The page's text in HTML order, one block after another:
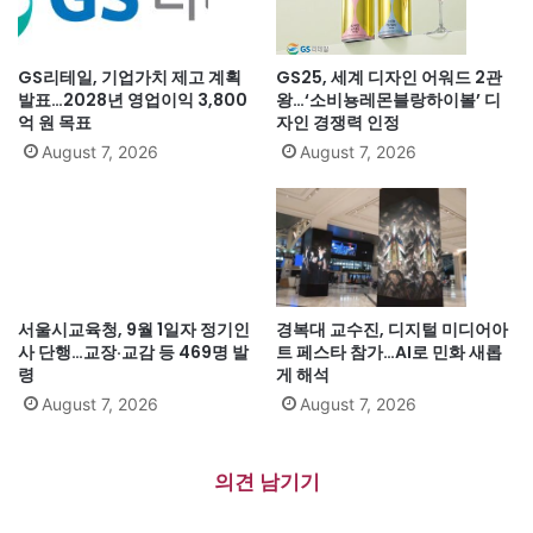
GS리테일, 기업가치 제고 계획
발표…2028년 영업이익 3,800
억 원 목표
August 7, 2026
GS25, 세계 디자인 어워드 2관
왕…‘소비뇽레몬블랑하이볼’ 디
자인 경쟁력 인정
August 7, 2026
서울시교육청, 9월 1일자 정기인
사 단행…교장·교감 등 469명 발
령
August 7, 2026
경복대 교수진, 디지털 미디어아
트 페스타 참가…AI로 민화 새롭
게 해석
August 7, 2026
의견 남기기